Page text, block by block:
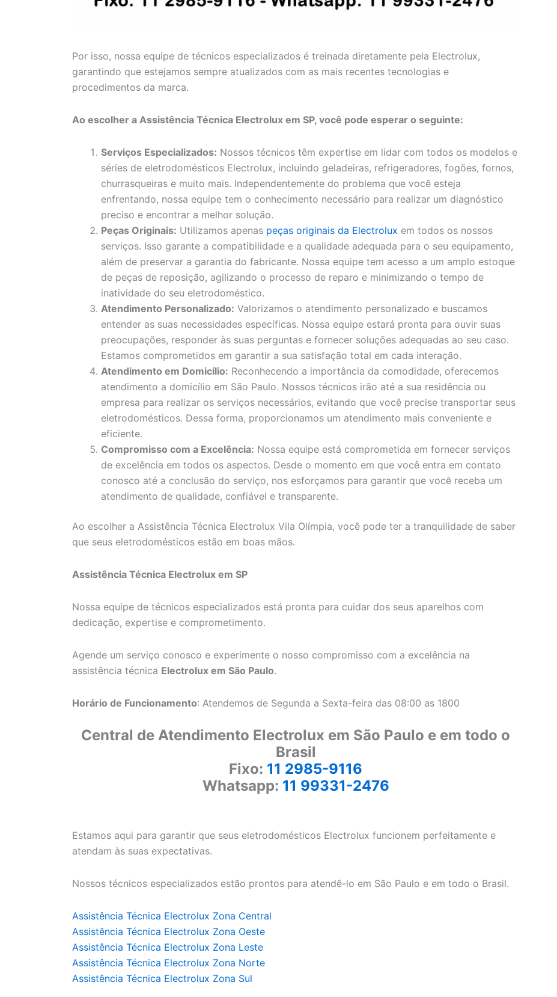
Por isso, nossa equipe de técnicos especializados é treinada diretamente pela Electrolux,
garantindo que estejamos sempre atualizados com as mais recentes tecnologias e
procedimentos da marca.
Ao escolher a Assistência Técnica Electrolux em SP, você pode esperar o seguinte:
Serviços Especializados: Nossos técnicos têm expertise em lidar com todos os modelos e
séries de eletrodomésticos Electrolux, incluindo geladeiras, refrigeradores, fogões, fornos,
churrasqueiras e muito mais. Independentemente do problema que você esteja
enfrentando, nossa equipe tem o conhecimento necessário para realizar um diagnóstico
preciso e encontrar a melhor solução.
Peças Originais: Utilizamos apenas peças originais da Electrolux em todos os nossos
serviços. Isso garante a compatibilidade e a qualidade adequada para o seu equipamento,
além de preservar a garantia do fabricante. Nossa equipe tem acesso a um amplo estoque
de peças de reposição, agilizando o processo de reparo e minimizando o tempo de
inatividade do seu eletrodoméstico.
Atendimento Personalizado: Valorizamos o atendimento personalizado e buscamos
entender as suas necessidades específicas. Nossa equipe estará pronta para ouvir suas
preocupações, responder às suas perguntas e fornecer soluções adequadas ao seu caso.
Estamos comprometidos em garantir a sua satisfação total em cada interação.
Atendimento em Domicílio: Reconhecendo a importância da comodidade, oferecemos
atendimento a domicílio em São Paulo. Nossos técnicos irão até a sua residência ou
empresa para realizar os serviços necessários, evitando que você precise transportar seus
eletrodomésticos. Dessa forma, proporcionamos um atendimento mais conveniente e
eficiente.
Compromisso com a Excelência: Nossa equipe está comprometida em fornecer serviços
de excelência em todos os aspectos. Desde o momento em que você entra em contato
conosco até a conclusão do serviço, nos esforçamos para garantir que você receba um
atendimento de qualidade, confiável e transparente.
Ao escolher a Assistência Técnica Electrolux Vila Olímpia, você pode ter a tranquilidade de saber
que seus eletrodomésticos estão em boas mãos.
Assistência Técnica Electrolux em SP
Nossa equipe de técnicos especializados está pronta para cuidar dos seus aparelhos com
dedicação, expertise e comprometimento.
Agende um serviço conosco e experimente o nosso compromisso com a excelência na
assistência técnica Electrolux em São Paulo.
Horário de Funcionamento: Atendemos de Segunda a Sexta-feira das 08:00 as 1800
Central de Atendimento Electrolux em São Paulo e em todo o
Brasil
Fixo: 11 2985-9116
Whatsapp: 11 99331-2476
Estamos aqui para garantir que seus eletrodomésticos Electrolux funcionem perfeitamente e
atendam às suas expectativas.
Nossos técnicos especializados estão prontos para atendê-lo em São Paulo e em todo o Brasil.
Assistência Técnica Electrolux Zona Central
Assistência Técnica Electrolux Zona Oeste
Assistência Técnica Electrolux Zona Leste
Assistência Técnica Electrolux Zona Norte
Assistência Técnica Electrolux Zona Sul